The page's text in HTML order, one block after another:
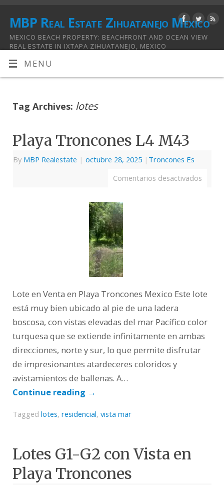
MBP Real Estate Zihuatanejo Mexico
MEXICO BEACH PROPERTY: BEACHFRONT AND OCEAN VIEW
REAL ESTATE IN IXTAPA ZIHUATANEJO, MEXICO
MENU
Tag Archives: lotes
Playa Troncones L4 M43
By MBP Realestate | octubre 28, 2025 | Troncones Es
Comentarios desactivados
Lote en Venta en Playa Troncones Mexico Este lote
está muy bien ubicado al pie de una ladera
boscosa, con vistas elevadas del mar Pacífico color
turquesa que se extiende infinitamente en ambas
direcciones, norte y sur, lo que permite disfrutar
de impresionantes atardeceres coloridos y
avistamientos de ballenas. A…
Continue reading →
Tagged lotes, residencial, vista mar
Lotes G1-G2 con Vista en
Playa Troncones